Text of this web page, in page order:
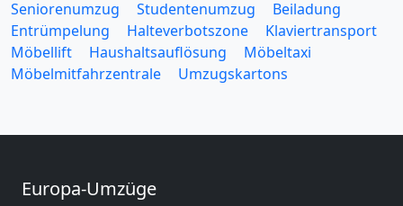
Seniorenumzug
Studentenumzug
Beiladung
Entrümpelung
Halteverbotszone
Klaviertransport
Möbellift
Haushaltsauflösung
Möbeltaxi
Möbelmitfahrzentrale
Umzugskartons
Europa-Umzüge